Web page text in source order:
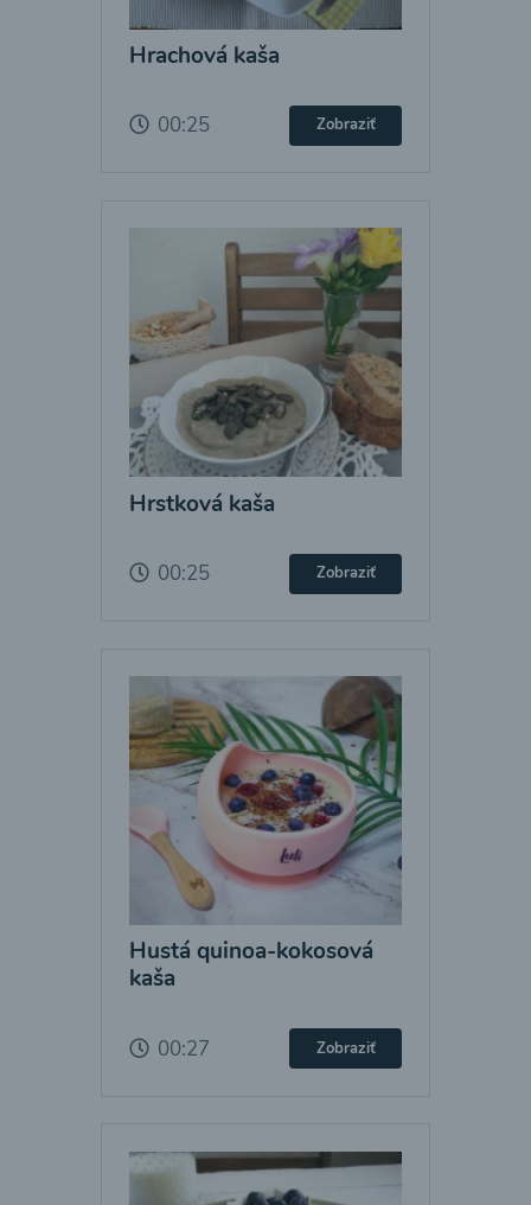
Hrachová kaša
00:25 Zobraziť
Hrstková kaša
00:25 Zobraziť
Hustá quinoa-kokosová
kaša
00:27 Zobraziť